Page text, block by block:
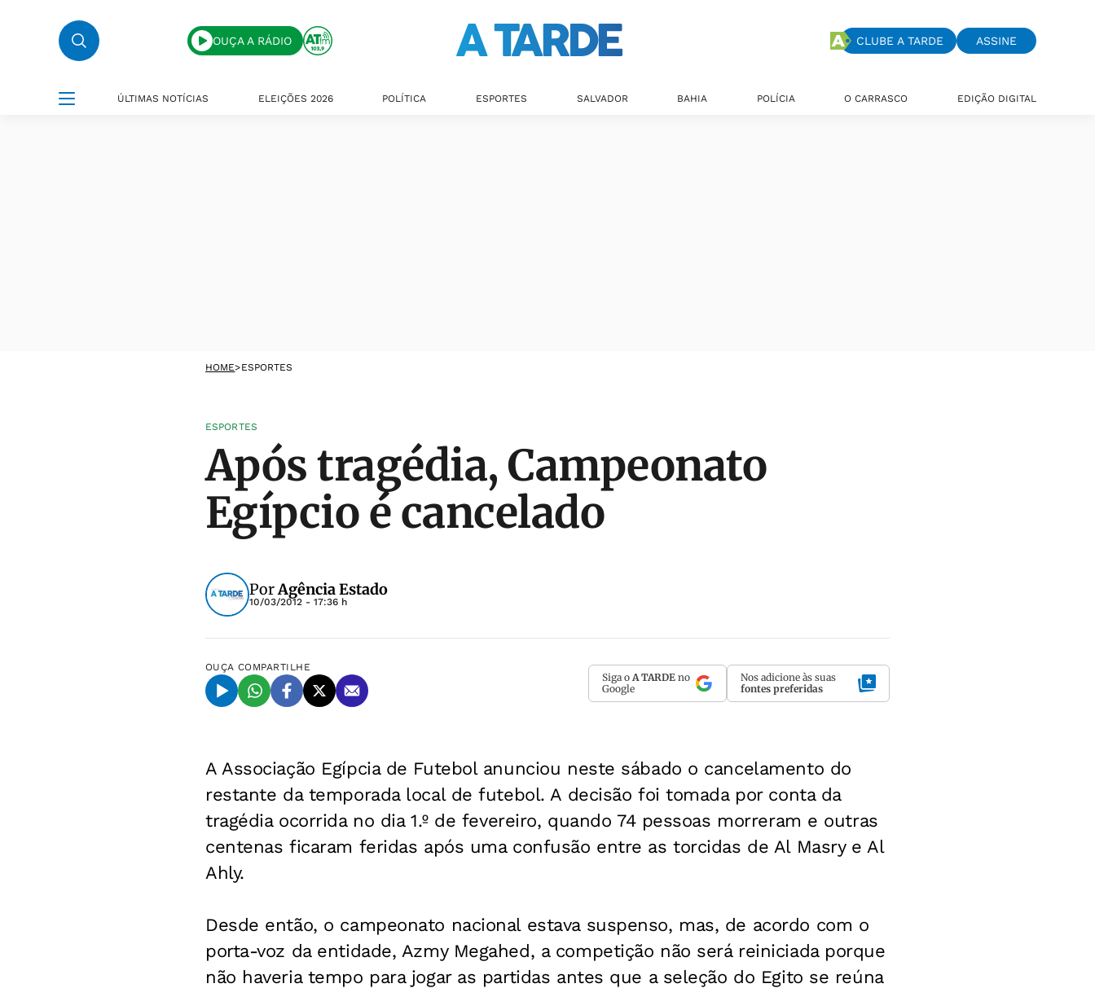
OUÇA A RÁDIO CLUBE A TARDE ASSINE
ÚLTIMAS NOTÍCIAS ELEIÇÕES 2026 POLÍTICA ESPORTES SALVADOR BAHIA POLÍCIA O CARRASCO EDIÇÃO DIGITAL
HOME>ESPORTES
ESPORTES
Após tragédia, Campeonato
Egípcio é cancelado
PorAgência Estado
10/03/2012 - 17:36 h
OUÇA COMPARTILHE
Siga o A TARDE no
Google
Nos adicione às suas
fontes preferidas
A Associação Egípcia de Futebol anunciou neste sábado o cancelamento do
restante da temporada local de futebol. A decisão foi tomada por conta da
tragédia ocorrida no dia 1.º de fevereiro, quando 74 pessoas morreram e outras
centenas ficaram feridas após uma confusão entre as torcidas de Al Masry e Al
Ahly.
Desde então, o campeonato nacional estava suspenso, mas, de acordo com o
porta-voz da entidade, Azmy Megahed, a competição não será reiniciada porque
não haveria tempo para jogar as partidas antes que a seleção do Egito se reúna